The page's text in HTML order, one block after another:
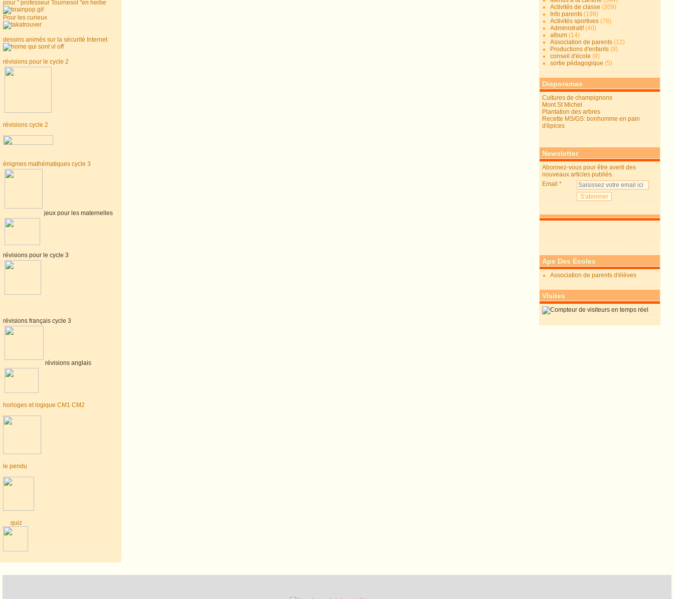
pour " professeur Tournesol "en herbe
Pour les curieux
dessins animés sur la sécurité Internet
révisions pour le cycle 2
révisions cycle 2
énigmes mathématiques cycle 3
jeux pour les maternelles
révisions pour le cycle 3
révisions français cycle 3
révisions anglais
horloges et logique CM1 CM2
le pendu
quiz
Activités de classe (309)
Info parents (198)
Activités sportives (78)
Administratif(40)
album (14)
Association de parents (12)
Productions d'enfants (9)
conseil d'école (8)
sortie pédagogique (5)
Diaporamas
Cultures de champignons
Mont St Michel
Plantation des arbres
Recette MS/GS: bonhomme en pain
d'épices
Newsletter
Abonnez-vous pour être averti des
nouveaux articles publiés.
Email
Ape Des Écoles
Association de parents d'élèves
VIsites